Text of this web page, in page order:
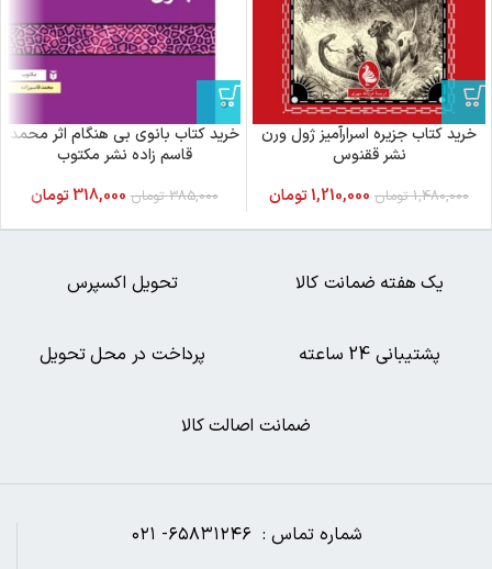
خرید کتاب جزیره اسرارآمیز ژول ورن
نشر ققنوس
1,480,000 تومان 1,210,000تومان
خرید کتاب بانوی بی هنگام اثر محمد
قاسم زاده نشر مکتوب
385,000 تومان 318,000تومان
ضمانت اصالت کالا
پرداخت در محل تحویل پشتیبانی 24 ساعته
تحویل اکسپرس یک هفته ضمانت کالا
شماره تماس : ۶۵۸۳۱۲۴۶- ۰۲۱